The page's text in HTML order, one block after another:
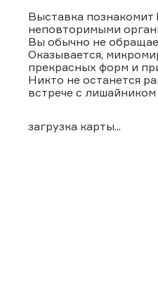
Выставка познакомит
неповторимыми
Вы обычно не
Оказывается,
прекрасных форм и
Никто не останется
встрече с
загрузка карты...